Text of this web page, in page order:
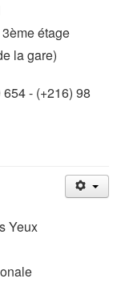
étage
la gare)
- (+216) 98
Yeux